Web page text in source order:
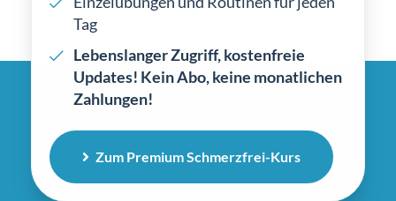
Tag
Lebenslanger Zugriff, kostenfreie
Updates! Kein Abo, keine monatlichen
Zahlungen!
Zum Premium Schmerzfrei-Kurs